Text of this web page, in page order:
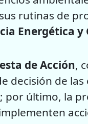
rutinas de
Energética
de Acción,
decisión de
por último, la